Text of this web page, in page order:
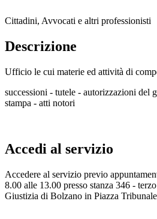
Cittadini, Avvocati e altri professionisti
Descrizione
Ufficio le cui materie ed attività di
successioni - tutele - autorizzazioni del
stampa - atti notori
Accedi al servizio
Accedere al servizio previo
8.00 alle 13.00 presso stanza 346 -
Giustizia di Bolzano in Piazza